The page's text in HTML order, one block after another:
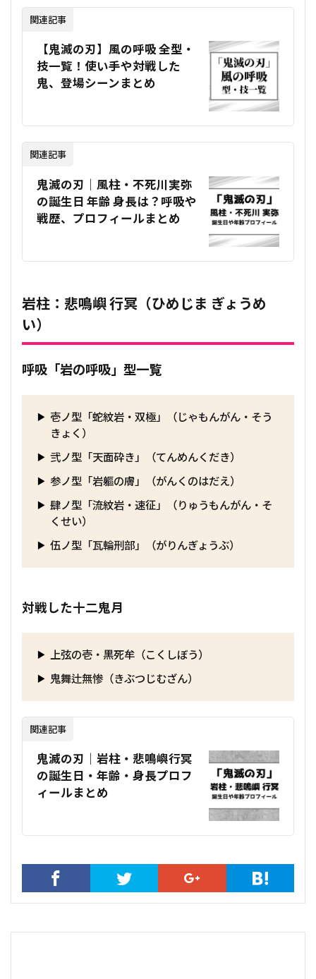
関連記事
【鬼滅の刃】風の呼吸 全型・
技一覧！使い手や対戦した
鬼、登場シーンまとめ
関連記事
鬼滅の刃｜風柱・不死川実弥
の誕生日 年齢 身長は？呼吸や
戦歴、プロフィールまとめ
岩柱：悲鳴嶼 行冥（ひめじま ぎょうめ
い）
呼吸「岩の呼吸」型一覧
壱ノ型「蛇紋岩・双極」（じゃもんがん・そう
きょく）
弐ノ型「天面砕き」（てんめんくだき）
参ノ型「岩軀の膚」（がんくのはだえ）
肆ノ型「流紋岩・速征」（りゅうもんがん・そ
くせい）
伍ノ型「瓦輪刑部」（がりんぎょうぶ）
対戦した十二鬼月
上弦の壱・黒死牟（こくしぼう）
鬼舞辻無惨（きぶつじむざん）
関連記事
鬼滅の刃｜岩柱・悲鳴嶼行冥
の誕生日・年齢・身長プロフ
ィールまとめ